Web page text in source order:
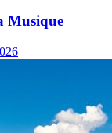
Musique